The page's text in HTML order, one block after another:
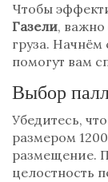
Чтобы
Газели,
груза.
помогут вам
Выбор
Убедитесь,
размером
размещение.
целостность